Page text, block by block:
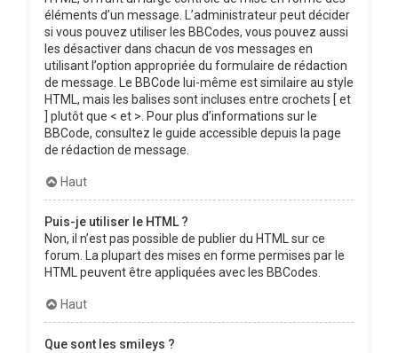
éléments d’un message. L’administrateur peut décider
si vous pouvez utiliser les BBCodes, vous pouvez aussi
les désactiver dans chacun de vos messages en
utilisant l’option appropriée du formulaire de rédaction
de message. Le BBCode lui-même est similaire au style
HTML, mais les balises sont incluses entre crochets [ et
] plutôt que < et >. Pour plus d’informations sur le
BBCode, consultez le guide accessible depuis la page
de rédaction de message.
Haut
Puis-je utiliser le HTML ?
Non, il n’est pas possible de publier du HTML sur ce
forum. La plupart des mises en forme permises par le
HTML peuvent être appliquées avec les BBCodes.
Haut
Que sont les smileys ?